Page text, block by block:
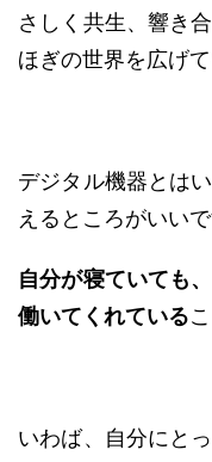
さしく共生、響き
ほぎの世界を広げ
デジタル機器とは
えるところがいいで
自分が寝ていても
働いてくれている
いわば、自分にと